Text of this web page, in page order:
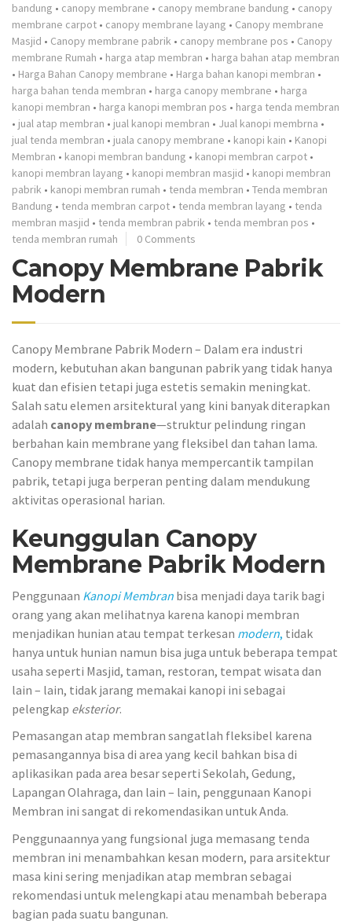
bandung • canopy membrane • canopy membrane bandung • canopy
membrane carpot • canopy membrane layang • Canopy membrane
Masjid • Canopy membrane pabrik • canopy membrane pos • Canopy
membrane Rumah • harga atap membran • harga bahan atap membran
• Harga Bahan Canopy membrane • Harga bahan kanopi membran •
harga bahan tenda membran • harga canopy membrane • harga
kanopi membran • harga kanopi membran pos • harga tenda membran
• jual atap membran • jual kanopi membran • Jual kanopi membrna •
jual tenda membran • juala canopy membrane • kanopi kain • Kanopi
Membran • kanopi membran bandung • kanopi membran carpot •
kanopi membran layang • kanopi membran masjid • kanopi membran
pabrik • kanopi membran rumah • tenda membran • Tenda membran
Bandung • tenda membran carpot • tenda membran layang • tenda
membran masjid • tenda membran pabrik • tenda membran pos •
tenda membran rumah
0 Comments
Canopy Membrane Pabrik
Modern
Canopy Membrane Pabrik Modern – Dalam era industri
modern, kebutuhan akan bangunan pabrik yang tidak hanya
kuat dan efisien tetapi juga estetis semakin meningkat.
Salah satu elemen arsitektural yang kini banyak diterapkan
adalah canopy membrane—struktur pelindung ringan
berbahan kain membrane yang fleksibel dan tahan lama.
Canopy membrane tidak hanya mempercantik tampilan
pabrik, tetapi juga berperan penting dalam mendukung
aktivitas operasional harian.
Keunggulan Canopy
Membrane Pabrik Modern
Penggunaan Kanopi Membran bisa menjadi daya tarik bagi
orang yang akan melihatnya karena kanopi membran
menjadikan hunian atau tempat terkesan modern, tidak
hanya untuk hunian namun bisa juga untuk beberapa tempat
usaha seperti Masjid, taman, restoran, tempat wisata dan
lain – lain, tidak jarang memakai kanopi ini sebagai
pelengkap eksterior.
Pemasangan atap membran sangatlah fleksibel karena
pemasangannya bisa di area yang kecil bahkan bisa di
aplikasikan pada area besar seperti Sekolah, Gedung,
Lapangan Olahraga, dan lain – lain, penggunaan Kanopi
Membran ini sangat di rekomendasikan untuk Anda.
Penggunaannya yang fungsional juga memasang tenda
membran ini menambahkan kesan modern, para arsitektur
masa kini sering menjadikan atap membran sebagai
rekomendasi untuk melengkapi atau menambah beberapa
bagian pada suatu bangunan.